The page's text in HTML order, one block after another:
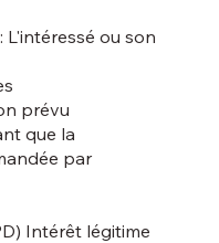
L'intéressé ou son
prévu
que la
par
Intérêt légitime